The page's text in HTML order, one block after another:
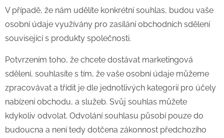
V případě, že nám udělíte konkrétní souhlas, budou vaše
osobní údaje využívány pro zasílání obchodních sdělení
související s produkty společnosti.
Potvrzením toho, že chcete dostávat marketingová
sdělení, souhlasíte s tím, že vaše osobní údaje můžeme
zpracovávat a třídit je dle jednotlivých kategorií pro účely
nabízení obchodu, a služeb. Svůj souhlas můžete
kdykoliv odvolat. Odvolání souhlasu působí pouze do
budoucna a není tedy dotčena zákonnost předchozího